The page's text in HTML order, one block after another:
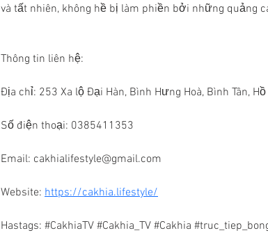
và tất nhiên, không hề bị làm phiền bởi những quảng
Thông tin liên hệ:
Địa chỉ: 253 Xa lộ Đại Hàn, Bình Hưng Hoà, Bình Tân,
Số điện thoại: 0385411353
Email: cakhialifestyle@gmail.com
Website: https://cakhia.lifestyle/
Hastags: #CakhiaTV #Cakhia_TV #Cakhia